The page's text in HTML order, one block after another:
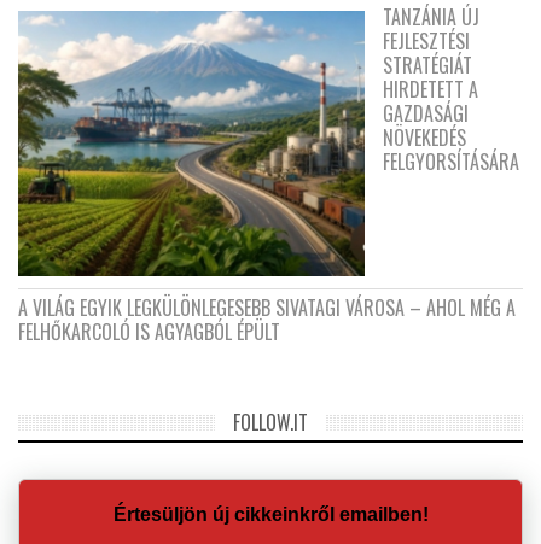
TANZÁNIA ÚJ
FEJLESZTÉSI
STRATÉGIÁT
HIRDETETT A
GAZDASÁGI
NÖVEKEDÉS
FELGYORSÍTÁSÁRA
A VILÁG EGYIK LEGKÜLÖNLEGESEBB SIVATAGI VÁROSA – AHOL MÉG A
FELHŐKARCOLÓ IS AGYAGBÓL ÉPÜLT
FOLLOW.IT
Értesüljön új cikkeinkről emailben!